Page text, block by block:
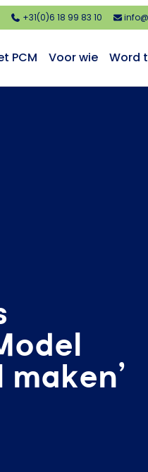
+31(0)6 18 99 83 10
PCM Voor wie Word